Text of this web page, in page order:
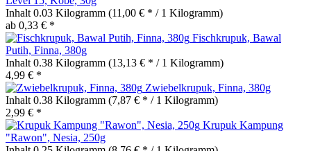
Inhalt 0.03 Kilogramm (11,00 € * / 1 Kilogramm)
ab 0,33 € *
Fischkrupuk, Bawal
Putih, Finna, 380g
Inhalt 0.38 Kilogramm (13,13 € * / 1 Kilogramm)
4,99 € *
Zwiebelkrupuk, Finna, 380g
Inhalt 0.38 Kilogramm (7,87 € * / 1 Kilogramm)
2,99 € *
Krupuk Kampung
"Rawon", Nesia, 250g